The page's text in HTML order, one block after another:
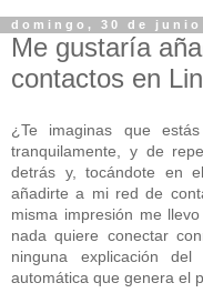
domingo, 30 de junio
Me gustaría
contactos en
¿Te imaginas que
tranquilamente, y de
detrás y, tocándote en
añadirte a mi red de
misma impresión me
nada quiere conectar
ninguna explicación
automática que genera el